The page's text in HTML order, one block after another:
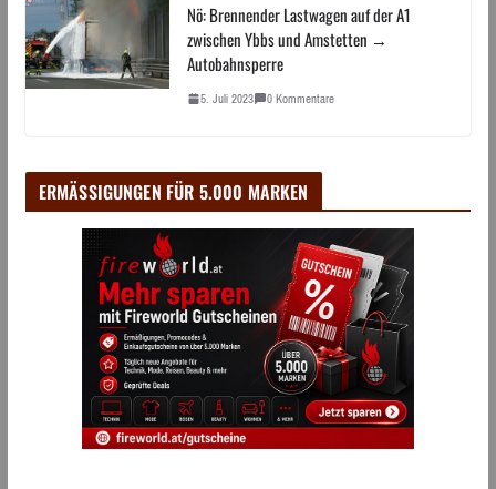
Nö: Brennender Lastwagen auf der A1
zwischen Ybbs und Amstetten →
Autobahnsperre
5. Juli 2023 0 Kommentare
ERMÄSSIGUNGEN FÜR 5.000 MARKEN